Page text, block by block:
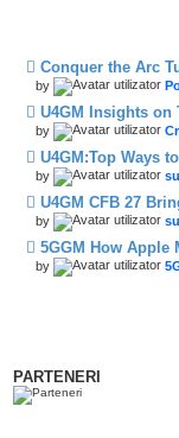
Conquer the Arc
by
U4GM Insights on
by
U4GM:Top Ways
by
U4GM CFB 27
by
5GGM How
by
PARTENERI